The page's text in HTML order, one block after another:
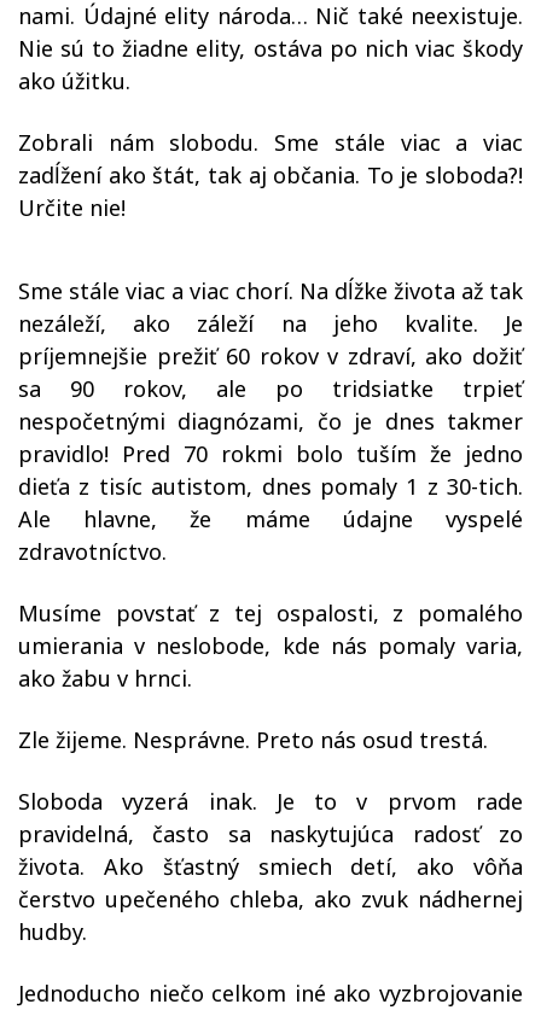
nami. Údajné elity národa… Nič také neexistuje.
Nie sú to žiadne elity, ostáva po nich viac škody
ako úžitku.
Zobrali nám slobodu. Sme stále viac a viac
zadĺžení ako štát, tak aj občania. To je sloboda?!
Určite nie!
Sme stále viac a viac chorí. Na dĺžke života až tak
nezáleží, ako záleží na jeho kvalite. Je
príjemnejšie prežiť 60 rokov v zdraví, ako dožiť
sa 90 rokov, ale po tridsiatke trpieť
nespočetnými diagnózami, čo je dnes takmer
pravidlo! Pred 70 rokmi bolo tuším že jedno
dieťa z tisíc autistom, dnes pomaly 1 z 30-tich.
Ale hlavne, že máme údajne vyspelé
zdravotníctvo.
Musíme povstať z tej ospalosti, z pomalého
umierania v neslobode, kde nás pomaly varia,
ako žabu v hrnci.
Zle žijeme. Nesprávne. Preto nás osud trestá.
Sloboda vyzerá inak. Je to v prvom rade
pravidelná, často sa naskytujúca radosť zo
života. Ako šťastný smiech detí, ako vôňa
čerstvo upečeného chleba, ako zvuk nádhernej
hudby.
Jednoducho niečo celkom iné ako vyzbrojovanie